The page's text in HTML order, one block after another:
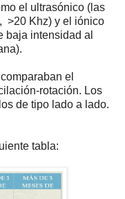
el ultrasónico (las
>20 Khz) y el iónico
baja intensidad al
el
rotación. Los
de tipo lado a lado.
tabla: